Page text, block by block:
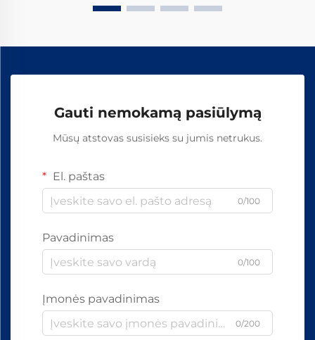
Gauti nemokamą pasiūlymą
Mūsų atstovas susisieks su jumis netrukus.
El. paštas
0/100
Pavadinimas
0/100
Įmonės pavadinimas
0/200